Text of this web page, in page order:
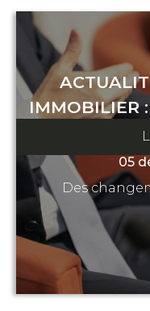
IMMOBILIER
05
Des